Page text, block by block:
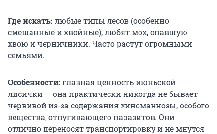
Где искать: любые типы лесов (особенно
смешанные и хвойные), любят мох, опавшую
хвою и черничники. Часто растут огромными
семьями.
Особенности: главная ценность июньской
лисички — она практически никогда не бывает
червивой из-за содержания хиноманнозы, особого
вещества, отпугивающего паразитов. Они
отлично переносят транспортировку и не мнутся